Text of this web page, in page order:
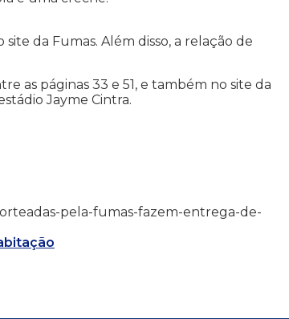
da Fumas. Além disso, a relação de
as páginas 33 e 51, e também no site da
Jayme Cintra.
pela-fumas-fazem-entrega-de-